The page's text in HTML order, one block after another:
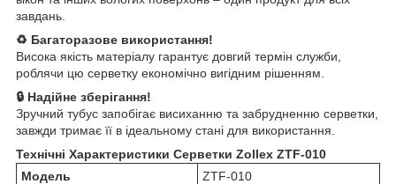
завдань.
♻️ Багаторазове використання!
Висока якість матеріалу гарантує довгий термін служби,
роблячи цю серветку економічно вигідним рішенням.
🔒 Надійне зберігання!
Зручний тубус запобігає висиханню та забрудненню серветки,
завжди тримає її в ідеальному стані для використання.
Технічні Характеристики Серветки Zollex ZTF-010
Модель
ZTF-010